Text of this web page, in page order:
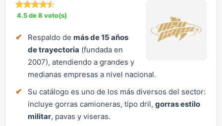
4.5 de 8 voto(s)
Respaldo de más de 15 años
de trayectoria (fundada en
2007), atendiendo a grandes y
medianas empresas a nivel nacional.
Su catálogo es uno de los más diversos del sector:
incluye gorras camioneras, tipo dril, gorras estilo
militar, pavas y viseras.